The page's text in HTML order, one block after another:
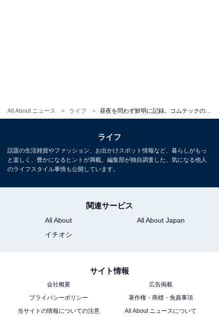
All About ニュース ライフ
イブレコーダー。気になる人はぜひチェックしてみてく
この記事の執筆者：
All About ニュース お買
ライフ
話題の生活雑貨やファッション、お出かけスポット情報など、暮らしがもっ
と楽しく、豊かになるヒントが満載。編集部が独自調査した、気になる他人
のライフスタイル事情も公開しています。
関連サービス
All About
All About Japan
イチオシ
サイト情報
会社概要
広告掲載
プライバシーポリシー
著作権・商標・免責事項
当サイトの情報についての注意
All About ニュースについて